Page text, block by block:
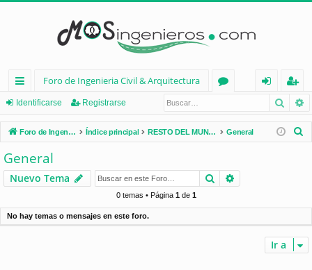
nl
ac
es
rá
pi
d
Foro de Ingenieria Civil & Arquitectura
os
nt
ifi
e
eg
ist
ra
Identificarse Registrarse
Foro de Ingenieria Civil & Arquitectura Índice principal RESTO DEL MUNDO General
r
General
Nuevo Tema Buscar
0 temas • Página 1de 1
No hay temas o mensajes en este foro.
Ir a